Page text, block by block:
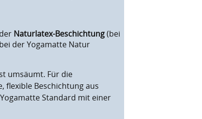
Naturlatex-Beschichtung(bei
der Yogamatte Natur
umsäumt. Für die
flexible Beschichtung aus
Standard mit einer